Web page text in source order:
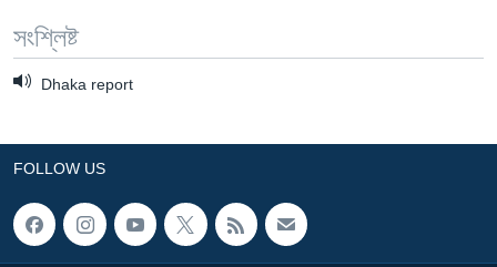
সংশ্লিষ্ট
Dhaka report
FOLLOW US